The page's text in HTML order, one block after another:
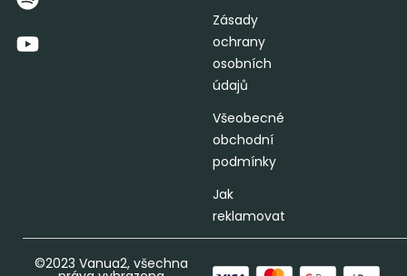
Zásady
ochrany
osobních
údajů
Všeobecné
obchodní
podmínky
Jak
reklamovat
©2023 Vanua2, všechna